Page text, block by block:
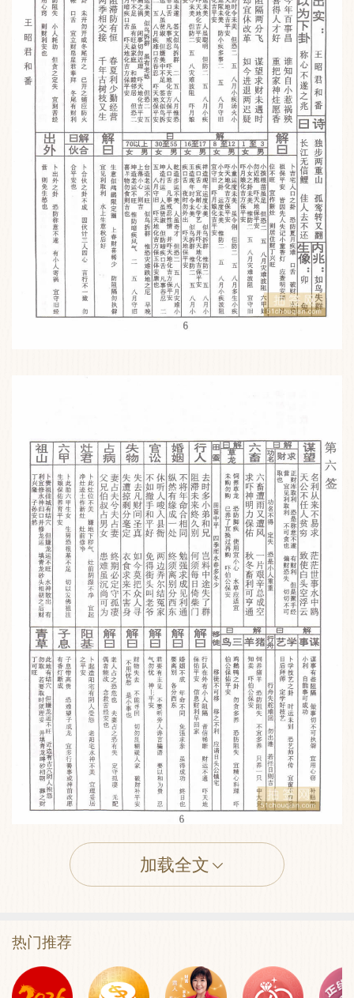
佛祖灵签: 签诗
加载全文
热门推荐